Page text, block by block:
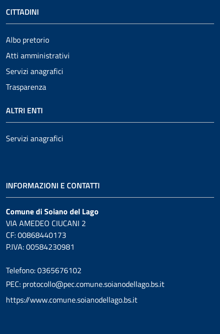
CITTADINI
Albo pretorio
Atti amministrativi
Servizi anagrafici
Trasparenza
ALTRI ENTI
Servizi anagrafici
INFORMAZIONI E CONTATTI
Comune di Soiano del Lago
VIA AMEDEO CIUCANI 2
CF: 00868440173
P.IVA: 00584230981
Telefono: 0365676102
PEC: protocollo@pec.comune.soianodellago.bs.it
https://www.comune.soianodellago.bs.it